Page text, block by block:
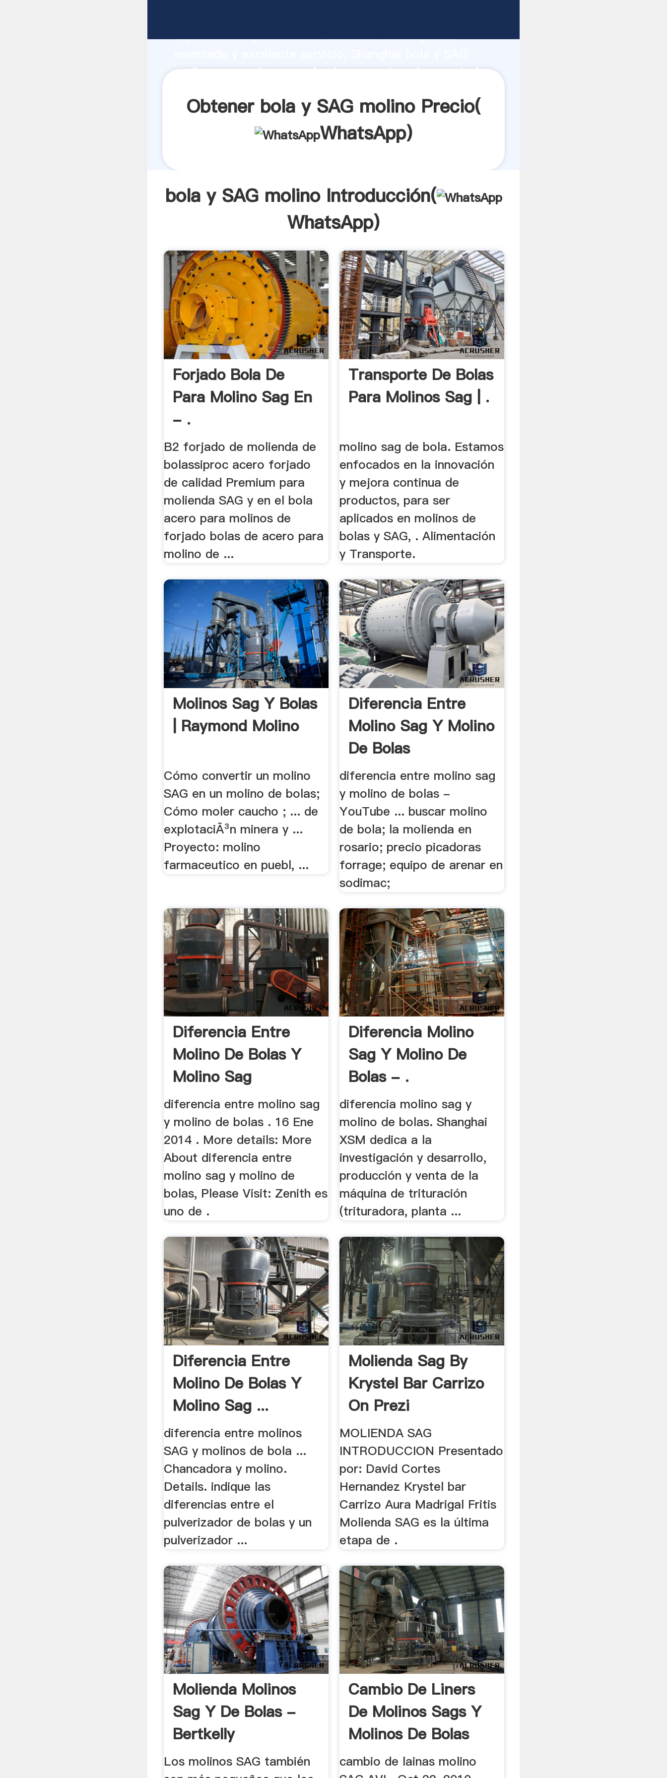
capacidad de producción, fuerza de investigación
molino proveedor crea el valor y aporta valores a todos
Obtener bola y SAG molino Precio(
WhatsApp)
bola y SAG molino Introducción(
WhatsApp)
Forjado Bola De
Para Molino Sag En
- .
B2 forjado de molienda de
bolassiproc acero forjado
de calidad Premium para
molienda SAG y en el bola
acero para molinos de
forjado bolas de acero para
molino de ...
Transporte De Bolas
Para Molinos Sag | .
molino sag de bola. Estamos
enfocados en la innovación
y mejora continua de
productos, para ser
aplicados en molinos de
bolas y SAG, . Alimentación
y Transporte.
Molinos Sag Y Bolas
| Raymond Molino
Cómo convertir un molino
SAG en un molino de bolas;
Cómo moler caucho ; ... de
explotaciÃ³n minera y ...
Proyecto: molino
farmaceutico en puebl, ...
Diferencia Entre
Molino Sag Y Molino
De Bolas
diferencia entre molino sag
y molino de bolas -
YouTube ... buscar molino
de bola; la molienda en
rosario; precio picadoras
forrage; equipo de arenar en
sodimac;
Diferencia Entre
Molino De Bolas Y
Molino Sag
diferencia entre molino sag
y molino de bolas . 16 Ene
2014 . More details: More
About diferencia entre
molino sag y molino de
bolas, Please Visit: Zenith es
uno de .
Diferencia Molino
Sag Y Molino De
Bolas - .
diferencia molino sag y
molino de bolas. Shanghai
XSM dedica a la
investigación y desarrollo,
producción y venta de la
máquina de trituración
(trituradora, planta ...
Diferencia Entre
Molino De Bolas Y
Molino Sag ...
diferencia entre molinos
SAG y molinos de bola ...
Chancadora y molino.
Details. indique las
diferencias entre el
pulverizador de bolas y un
pulverizador ...
Molienda Sag By
Krystel Bar Carrizo
On Prezi
MOLIENDA SAG
INTRODUCCION Presentado
por: David Cortes
Hernandez Krystel bar
Carrizo Aura Madrigal Fritis
Molienda SAG es la última
etapa de .
Molienda Molinos
Sag Y De Bolas -
Bertkelly
Los molinos SAG también
Cambio De Liners
De Molinos Sags Y
Molinos De Bolas
cambio de lainas molino